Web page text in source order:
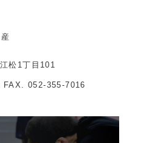
松1丁目101
FAX. 052-355-7016